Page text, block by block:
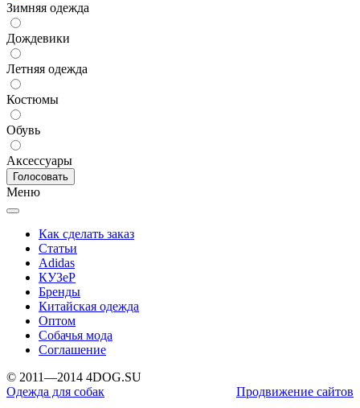
Зимняя одежда
Дождевики
Летняя одежда
Костюмы
Обувь
Аксессуары
Меню
Как сделать заказ
Статьи
Adidas
КУЗеР
Бренды
Китайская одежда
Оптом
Собачья мода
Соглашение
© 2011—2014 4DOG.SU
Одежда для собак
Продвижение сайтов